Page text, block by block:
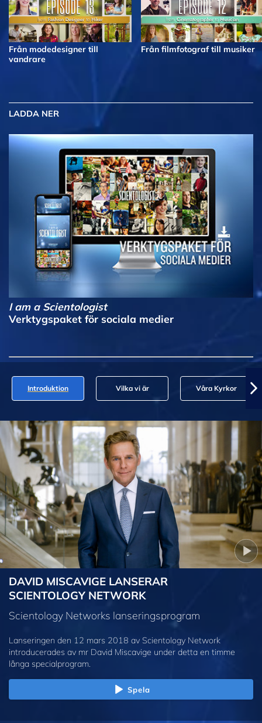
Från modedesigner till
vandrare
Från filmfotograf till musiker
LADDA NER
I am a Scientologist
Verktygspaket för sociala medier
Introduktion Vilka vi är Våra Kyrkor
DAVID MISCAVIGE LANSERAR
SCIENTOLOGY NETWORK
Scientology Networks lanseringsprogram
Lanseringen den 12 mars 2018 av Scientology Network
introducerades av mr David Miscavige under detta en timme
långa specialprogram.
Spela